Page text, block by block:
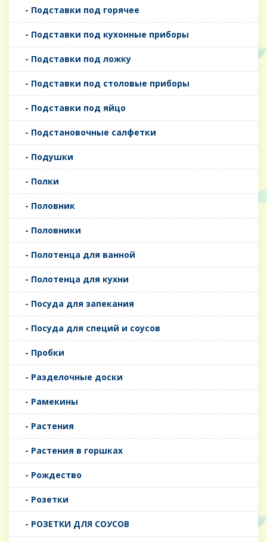
- Подставки под горячее
- Подставки под кухонные приборы
- Подставки под ложку
- Подставки под столовые приборы
- Подставки под яйцо
- Подстановочные салфетки
- Подушки
- Полки
- Половник
- Половники
- Полотенца для ванной
- Полотенца для кухни
- Посуда для запекания
- Посуда для специй и соусов
- Пробки
- Разделочные доски
- Рамекины
- Растения
- Растения в горшках
- Рождество
- Розетки
- РОЗЕТКИ ДЛЯ СОУСОВ